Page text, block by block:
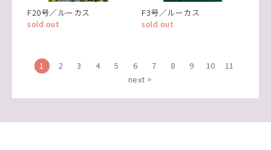
F20号／ルーカス
sold out
F3号／ルーカス
sold out
1 2 3 4 5 6 7 8 9 10
11
next >